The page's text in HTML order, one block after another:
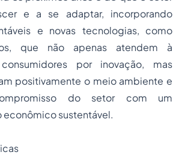
e a se adaptar, incorporando
e novas tecnologias, como
que não apenas atendem à
por inovação, mas
positivamente o meio ambiente e
do setor com um
sustentável.